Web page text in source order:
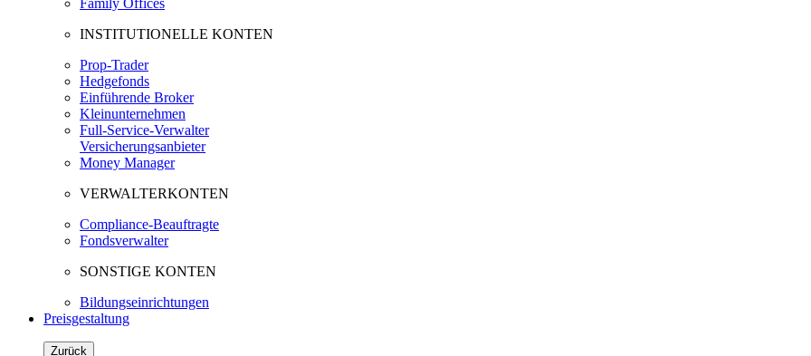
Family Offices
INSTITUTIONELLE KONTEN
Prop-Trader
Hedgefonds
Einführende Broker
Kleinunternehmen
Full-Service-Verwalter
Versicherungsanbieter
Money Manager
VERWALTERKONTEN
Compliance-Beauftragte
Fondsverwalter
SONSTIGE KONTEN
Bildungseinrichtungen
Preisgestaltung
Zurück